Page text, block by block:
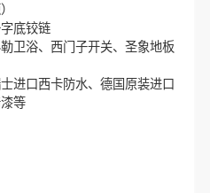
底铰链
卫浴、西门子开关、圣象地板
进口西卡防水、德国原装进口
等